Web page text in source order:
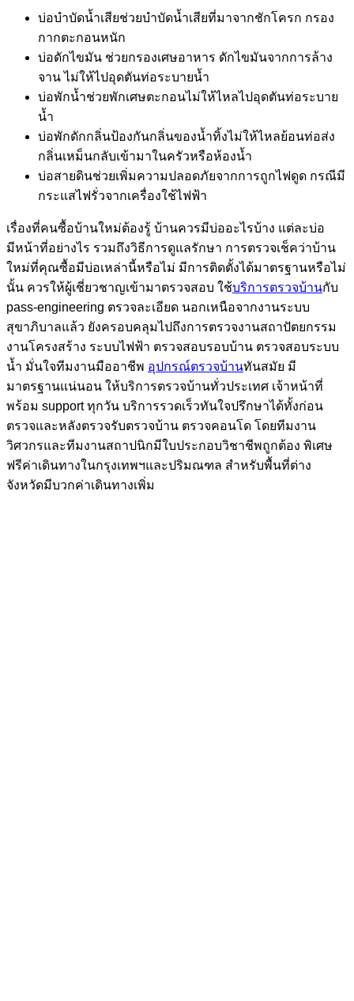
บ่อบำบัดน้ำเสียช่วยบำบัดน้ำเสียที่มาจากชักโครก กรอง
กากตะกอนหนัก
บ่อดักไขมัน ช่วยกรองเศษอาหาร ดักไขมันจากการล้าง
จาน ไม่ให้ไปอุดตันท่อระบายน้ำ
บ่อพักน้ำช่วยพักเศษตะกอนไม่ให้ไหลไปอุดตันท่อระบาย
น้ำ
บ่อพักดักกลิ่นป้องกันกลิ่นของน้ำทิ้งไม่ให้ไหลย้อนท่อส่ง
กลิ่นเหม็นกลับเข้ามาในครัวหรือห้องน้ำ
บ่อสายดินช่วยเพิ่มความปลอดภัยจากการถูกไฟดูด กรณีมี
กระแสไฟรั่วจากเครื่องใช้ไฟฟ้า
เรื่องที่คนซื้อบ้านใหม่ต้องรู้ บ้านควรมีบ่ออะไรบ้าง แต่ละบ่อ
มีหน้าที่อย่างไร รวมถึงวิธีการดูแลรักษา การตรวจเช็คว่าบ้าน
ใหม่ที่คุณซื้อมีบ่อเหล่านี้หรือไม่ มีการติดตั้งได้มาตรฐานหรือไม่
นั้น ควรให้ผู้เชี่ยวชาญเข้ามาตรวจสอบ ใช้บริการตรวจบ้านกับ
pass-engineering ตรวจละเอียด นอกเหนือจากงานระบบ
สุขาภิบาลแล้ว ยังครอบคลุมไปถึงการตรวจงานสถาปัตยกรรม
งานโครงสร้าง ระบบไฟฟ้า ตรวจสอบรอบบ้าน ตรวจสอบระบบ
น้ำ มั่นใจทีมงานมืออาชีพ อุปกรณ์ตรวจบ้านทันสมัย มี
มาตรฐานแน่นอน ให้บริการตรวจบ้านทั่วประเทศ เจ้าหน้าที่
พร้อม support ทุกวัน บริการรวดเร็วทันใจปรึกษาได้ทั้งก่อน
ตรวจและหลังตรวจรับตรวจบ้าน ตรวจคอนโด โดยทีมงาน
วิศวกรและทีมงานสถาปนิกมีใบประกอบวิชาชีพถูกต้อง พิเศษ
ฟรีค่าเดินทางในกรุงเทพฯและปริมณฑล สำหรับพื้นที่ต่าง
จังหวัดมีบวกค่าเดินทางเพิ่ม